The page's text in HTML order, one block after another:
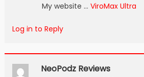
My website … ViroMax Ultra
Log in to Reply
NeoPodz Reviews